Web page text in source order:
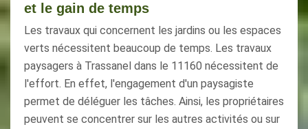
et le gain de temps
Les travaux qui concernent les jardins ou les espaces
verts nécessitent beaucoup de temps. Les travaux
paysagers à Trassanel dans le 11160 nécessitent de
l'effort. En effet, l'engagement d'un paysagiste
permet de déléguer les tâches. Ainsi, les propriétaires
peuvent se concentrer sur les autres activités ou sur